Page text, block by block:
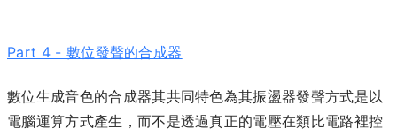
Part 4 - 數位發聲的合成器
數位生成音色的合成器其共同特色為其振盪器發聲方式是以
電腦運算方式產生，而不是透過真正的電壓在類比電路裡控